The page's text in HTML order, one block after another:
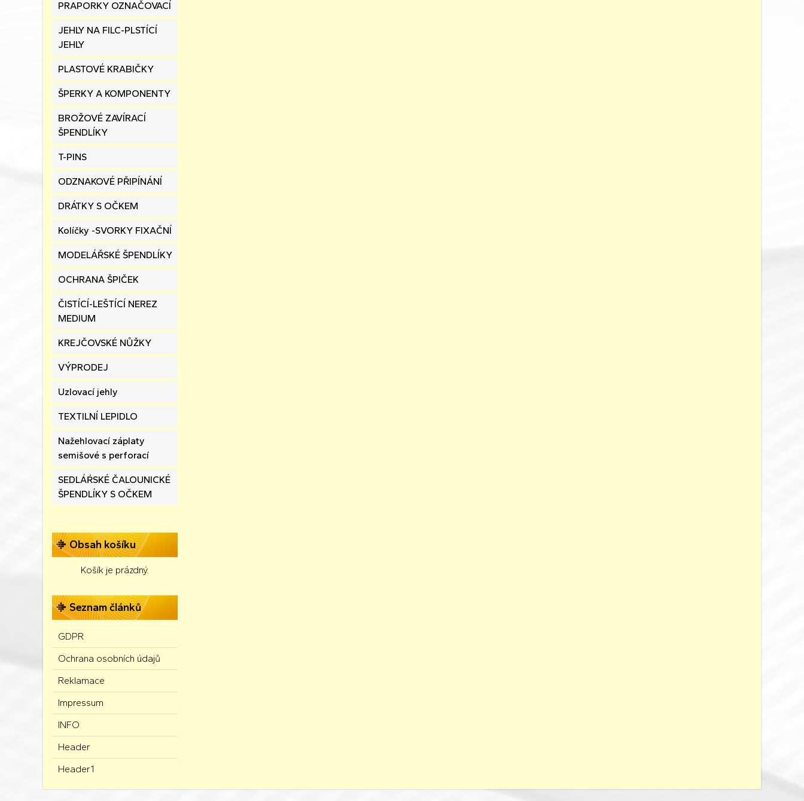
PRAPORKY OZNAČOVACÍ
JEHLY NA FILC-PLSTÍCÍ
JEHLY
PLASTOVÉ KRABIČKY
ŠPERKY A KOMPONENTY
BROŽOVÉ ZAVÍRACÍ
ŠPENDLÍKY
T-PINS
ODZNAKOVÉ PŘIPÍNÁNÍ
DRÁTKY S OČKEM
Kolíčky -SVORKY FIXAČNÍ
MODELÁŘSKÉ ŠPENDLÍKY
OCHRANA ŠPIČEK
ČISTÍCÍ-LEŠTÍCÍ NEREZ
MEDIUM
KREJČOVSKÉ NŮŽKY
VÝPRODEJ
Uzlovací jehly
TEXTILNÍ LEPIDLO
Nažehlovací záplaty
semišové s perforací
SEDLÁŔSKÉ ČALOUNICKÉ
ŠPENDLÍKY S OČKEM
Obsah košíku
Košík je prázdný.
Seznam článků
GDPR
Ochrana osobních údajů
Reklamace
Impressum
INFO
Header
Header1